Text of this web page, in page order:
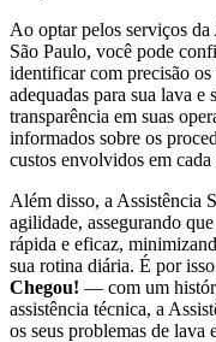
Ao optar pelos serviços
São Paulo, você pode
identificar com precisão os
adequadas para sua lava e
transparência em suas
informados sobre os
custos envolvidos em
Além disso, a Assistência
agilidade, assegurando
rápida e eficaz,
sua rotina diária. É por
Chegou! — com um
assistência técnica, a
os seus problemas de lava